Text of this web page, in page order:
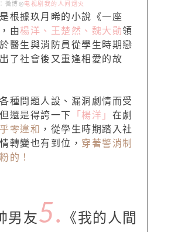
微博@ 电视剧我的人间烟火
是根據玖月晞的小說《一座
由楊洋、王楚然、魏大勛領
醫生與消防員從學生時期戀
了社會後又重逢相愛的故
種問題人設、漏洞劇情而受
還是得誇一下
「楊洋」 在劇
零違和
，從學生時期踏入社
轉變也有到位， 穿著警消制
的！
男友5.
《我的人間